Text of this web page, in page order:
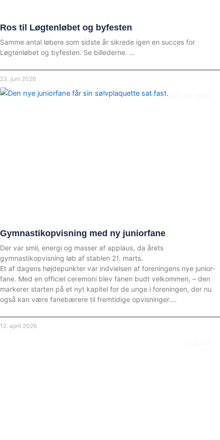
Ros til Løgtenløbet og byfesten
Samme antal løbere som sidste år sikrede igen en succes for
Løgtenløbet og byfesten. Se billederne.
23. juni 2026
BØRN OG UNGE
Gymnastikopvisning med ny juniorfane
Der var smil, energi og masser af applaus, da årets
gymnastikopvisning løb af stablen 21. marts.
Et af dagens højdepunkter var indvielsen af foreningens nye junior-
fane. Med en officiel ceremoni blev fanen budt velkommen, – den
markerer starten på et nyt kapitel for de unge i foreningen, der nu
også kan være fanebærere til fremtidige opvisninger.
12. april 2026